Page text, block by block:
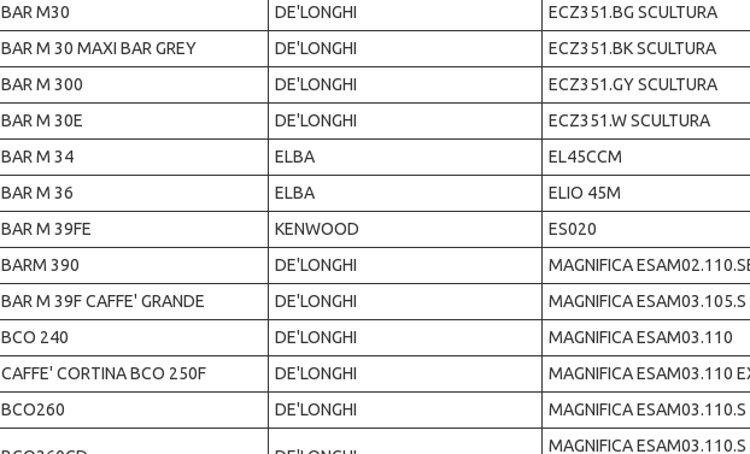
BAR M30 DE'LONGHI
ECZ351.BG SCULTURA
BAR M 30 MAXI BAR GREY DE'LONGHI
ECZ351.BK SCULTURA
BAR M 300 DE'LONGHI
ECZ351.GY SCULTURA
BAR M 30E DE'LONGHI
ECZ351.W SCULTURA
BAR M 34 ELBA
EL45CCM
BAR M 36 ELBA
ELIO 45M
BAR M 39FE KENWOOD
ES020
BARM 390 DE'LONGHI
MAGNIFICA
BAR M 39F CAFFE' GRANDE DE'LONGHI
MAGNIFICA ESAM03.105.S
BCO 240 DE'LONGHI
MAGNIFICA ESAM03.110
CAFFE' CORTINA BCO 250F DE'LONGHI
MAGNIFICA ESAM03.110
BCO260 DE'LONGHI MAGNIFICA ESAM03.110.S
MAGNIFICA ESAM03.110.S